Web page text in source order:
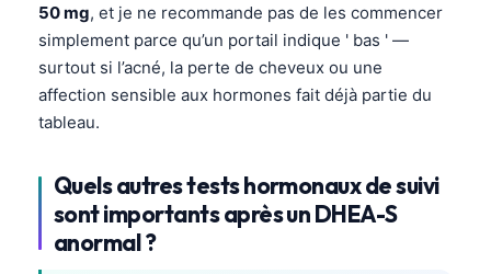
50 mg, et je ne recommande pas de les commencer
simplement parce qu’un portail indique ' bas ' —
surtout si l’acné, la perte de cheveux ou une
affection sensible aux hormones fait déjà partie du
tableau.
Quels autres tests hormonaux de suivi
sont importants après un DHEA-S
anormal ?
Azərbaycan dili
Eesti
Čeština
ქართული
Русский
Lietuvių kalba